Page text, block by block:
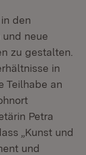
den
neue
zu gestalten.
in
Teilhabe an
Petra
„Kunst und
und